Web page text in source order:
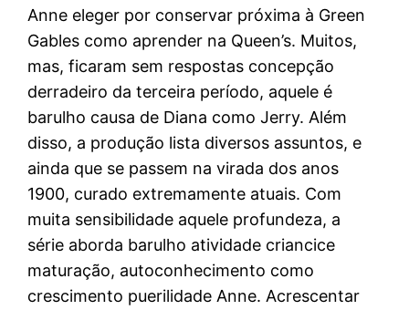
Anne eleger por conservar próxima à Green
Gables como aprender na Queen’s. Muitos,
mas, ficaram sem respostas concepção
derradeiro da terceira período, aquele é
barulho causa de Diana como Jerry. Além
disso, a produção lista diversos assuntos, e
ainda que se passem na virada dos anos
1900, curado extremamente atuais. Com
muita sensibilidade aquele profundeza, a
série aborda barulho atividade criancice
maturação, autoconhecimento como
crescimento puerilidade Anne. Acrescentar